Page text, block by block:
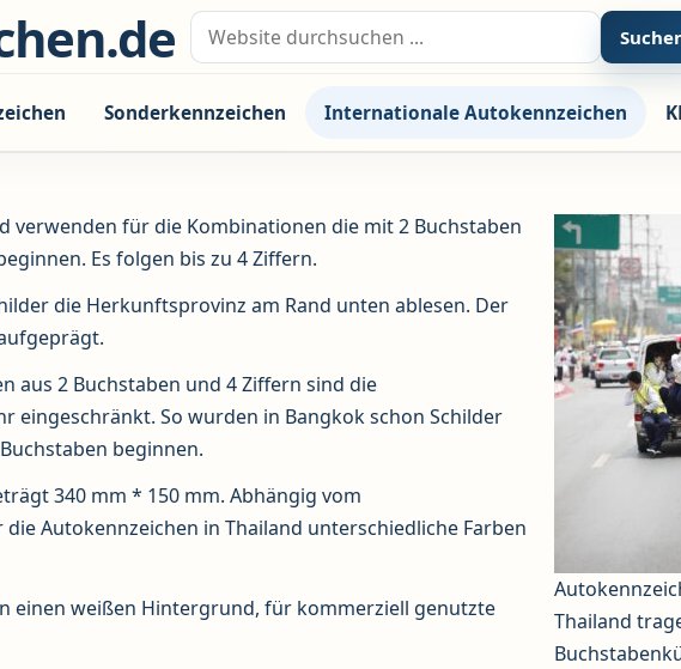
Suche nach:
Sonderkennzeichen Internationale Autokennzeichen
Thailand
verwenden für die Kombinationen die mit 2 Buchstaben
Es folgen bis zu 4 Ziffern.
die Herkunftsprovinz am Rand unten ablesen. Der
aus 2 Buchstaben und 4 Ziffern sind die
eingeschränkt. So wurden in Bangkok schon Schilder
beginnen.
340 mm * 150 mm. Abhängig vom
Autokennzeichen in Thailand unterschiedliche Farben
einen weißen Hintergrund, für kommerziell genutzte